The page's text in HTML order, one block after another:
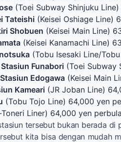
(Toei Subway Shinjuku
Tateishi (Keisei Oshiage Line)
Shobuen (Keisei Main Line)
(Keisei Kanamachi Line)
(Tobu Isesaki Line/
Stasiun Funabori (Toei Subway
Stasiun Edogawa (Keisei Main
Kameari (JR Joban Line)
(Tobu Tojo Line) 64,000 yen
Liner) 64,000 yen
tersebut bukan berada di
kita bisa dengan mudah